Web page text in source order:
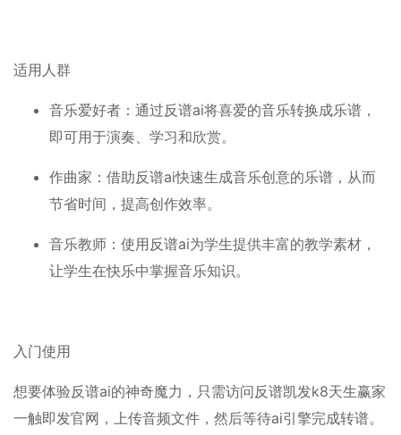
适用人群
音乐爱好者：通过反谱ai将喜爱的音乐转换成乐谱，
即可用于演奏、学习和欣赏。
作曲家：借助反谱ai快速生成音乐创意的乐谱，从而
节省时间，提高创作效率。
音乐教师：使用反谱ai为学生提供丰富的教学素材，
让学生在快乐中掌握音乐知识。
入门使用
想要体验反谱ai的神奇魔力，只需访问反谱凯发k8天生赢家
一触即发官网，上传音频文件，然后等待ai引擎完成转谱。